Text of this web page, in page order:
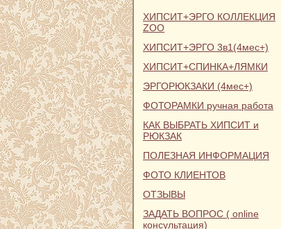
ХИПСИТ+ЭРГО КОЛЛЕКЦИЯ
ZOO
ХИПСИТ+ЭРГО 3в1(4мес+)
ХИПСИТ+СПИНКА+ЛЯМКИ
ЭРГОРЮКЗАКИ (4мес+)
ФОТОРАМКИ ручная работа
КАК ВЫБРАТЬ ХИПСИТ и
РЮКЗАК
ПОЛЕЗНАЯ ИНФОРМАЦИЯ
ФОТО КЛИЕНТОВ
ОТЗЫВЫ
ЗАДАТЬ ВОПРОС ( online
консультация)